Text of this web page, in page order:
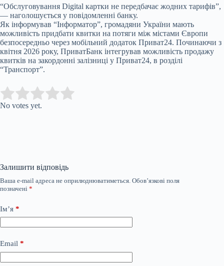
“Обслуговування Digital картки не передбачає жодних тарифів”,
— наголошується у повідомленні банку.
Як інформував “Інформатор”, громадяни України мають
можливість придбати квитки на потяги між містами Європи
безпосередньо через мобільний додаток Приват24. Починаючи з
квітня 2026 року, ПриватБанк інтегрував можливість продажу
квитків на закордонні залізниці у Приват24, в розділі
“Транспорт”.
Rate this item:
No votes yet.
Залишити відповідь
Ваша e-mail адреса не оприлюднюватиметься. Обов’язкові поля
позначені *
Ім’я *
Email *